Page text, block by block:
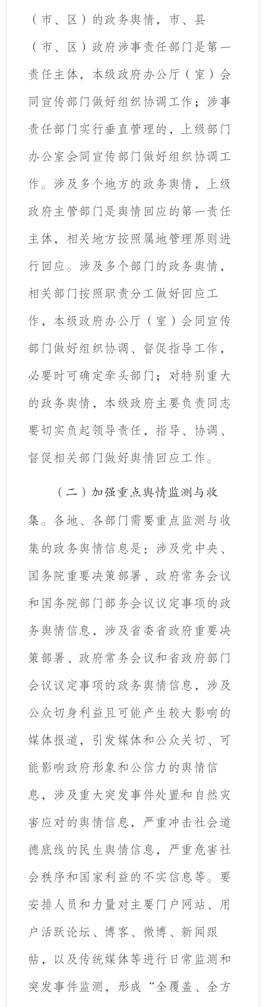
（市、区）的政务舆情，市、县
（市、区）政府涉事责任部门是第一
责任主体，本级政府办公厅（室）会
同宣传部门做好组织协调工作；涉事
责任部门实行垂直管理的，上级部门
办公室会同宣传部门做好组织协调工
作。涉及多个地方的政务舆情，上级
政府主管部门是舆情回应的第一责任
主体，相关地方按照属地管理原则进
行回应。涉及多个部门的政务舆情，
相关部门按照职责分工做好回应工
作，本级政府办公厅（室）会同宣传
部门做好组织协调、督促指导工作，
必要时可确定牵头部门；对特别重大
的政务舆情，本级政府主要负责同志
要切实负起领导责任，指导、协调、
督促相关部门做好舆情回应工作。
（二）加强重点舆情监测与收
集。 各地、各部门需要重点监测与收
集的政务舆情信息是：涉及党中央、
国务院重要决策部署、政府常务会议
和国务院部门部务会议议定事项的政
务舆情信息， 涉及省委省政府重要决
策部署、政府常务会议和省政府部门
会议议定事项的政务舆情信息， 涉及
公众切身利益且可能产生较大影响的
媒体报道，引发媒体和公众关切、可
能影响政府形象和公信力的舆情信
息，涉及重大突发事件处置和自然灾
害应对的舆情信息，严重冲击社会道
德底线的民生舆情信息，严重危害社
会秩序和国家利益的不实信息等。
要
安排人员和力量对主要门户网站、用
户活跃论坛、博客、微博、新闻跟
帖，以及传统媒体等进行日常监测和
突发事件监测，形成“全覆盖、全方